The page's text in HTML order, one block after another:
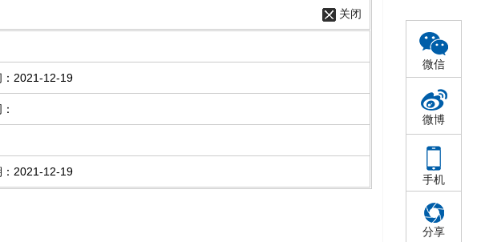
微信
微博
手机
分享
关闭
： 2021-12-19
：
： 2021-12-19